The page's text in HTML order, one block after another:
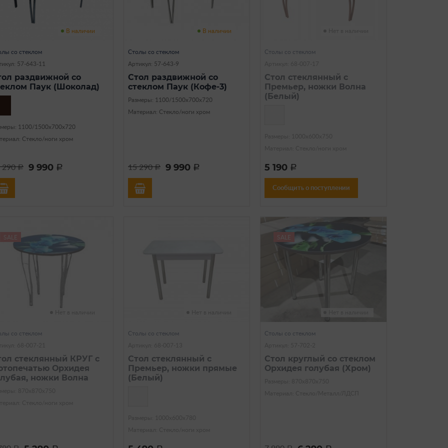
В наличии
со стеклом
57-643-11
раздвижной со
Паук (Шоколад)
1100/1500х700х720
Стекло/ноги хром
290a 9 990 a
В наличии
Столы со стеклом
Артикул: 57-643-9
Стол раздвижной со
стеклом Паук (Кофе-3)
Размеры: 1100/1500х700х720
Материал: Стекло/ноги хром
15 290a 9 990 a
Столы со стеклом
Стол стеклянный с
Премьер, ножки Волна
(Белый)
5 190 a
Сообщить о поступлении
SALE
со стеклом
стеклянный КРУГ с
Орхидея
ножки Волна
Столы со стеклом
Стол стеклянный с
Премьер, ножки прямые
(Белый)
SALE
Столы со стеклом
Стол круглый со стеклом
Орхидея голубая (Хром)